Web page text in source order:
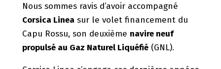
Nous sommes ravis d’avoir accompagné
Corsica Lineasur le volet financement du
Capu Rossu, son deuxième navire neuf
propulsé au Gaz Naturel Liquéfié(GNL).